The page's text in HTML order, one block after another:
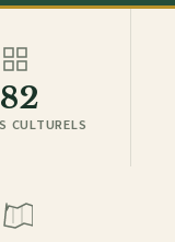
82
CULTURELS